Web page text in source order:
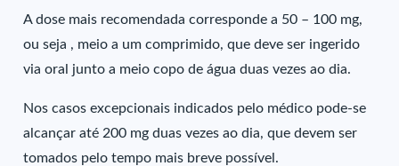
A dose mais recomendada corresponde a 50 – 100 mg,
ou seja , meio a um comprimido, que deve ser ingerido
via oral junto a meio copo de água duas vezes ao dia.
Nos casos excepcionais indicados pelo médico pode-se
alcançar até 200 mg duas vezes ao dia, que devem ser
tomados pelo tempo mais breve possível.